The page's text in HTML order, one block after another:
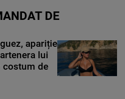
DE
apariție
lui
costum de